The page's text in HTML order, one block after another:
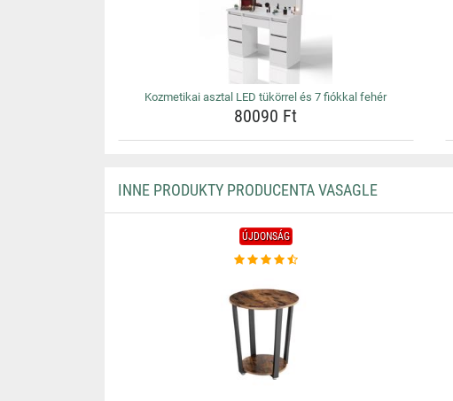
Kozmetikai asztal LED tükörrel és 7 fiókkal fehér
80090 Ft
INNE PRODUKTY PRODUCENTA VASAGLE
ÚJDONSÁG